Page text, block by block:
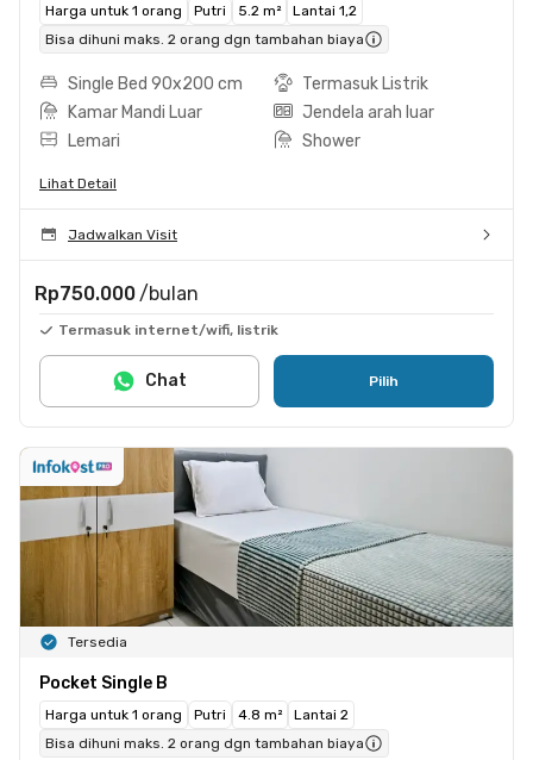
Harga untuk 1 orang Putri 5.2 m²
Lantai 1,2
Bisa dihuni maks. 2 orang dgn tambahan biaya
Single Bed 90x200 cm
Termasuk Listrik
Kamar Mandi Luar
Jendela arah luar
Lemari
Shower
Lihat Detail
Jadwalkan Visit
Rp750.000 /bulan
Termasuk internet/wifi, listrik
Pilih
Chat
Tersedia
Pocket Single B
Harga untuk 1 orang Putri 4.8 m²
Lantai 2
Bisa dihuni maks. 2 orang dgn tambahan biaya